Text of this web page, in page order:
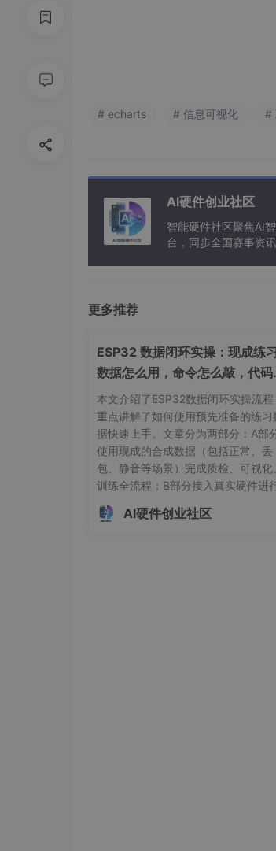
搜索框可以对用户账号进行检索
# echarts # 信息可视化 #
AI硬件创业社区
智能硬件社区聚焦AI
台，同步全国赛事资
更多推荐
ESP32 数据闭环实操：现成练习
数据怎么用，命令怎么敲，代码
了啥
本文介绍了ESP32数据闭环实操流程
重点讲解了如何使用预先准备的练习
据快速上手。文章分为两部分：A部
使用现成的合成数据（包括正常、丢
包、静音等场景）完成质检、可视化
训练全流程；B部分接入真实硬件进
数据采集和实时控制。详细说明了操
步骤、依赖环境、文件结构和代码功
AI硬件创业社区